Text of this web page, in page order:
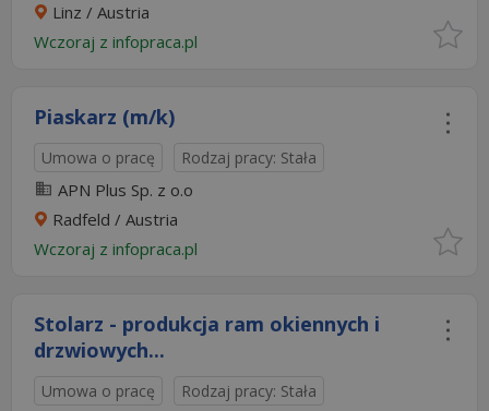
Linz / Austria
Wczoraj z infopraca.pl
Piaskarz (m/k)
Umowa o pracę Rodzaj pracy: Stała
APN Plus Sp. z o.o
Radfeld / Austria
Wczoraj z infopraca.pl
Stolarz - produkcja ram okiennych i
drzwiowych...
Umowa o pracę Rodzaj pracy: Stała